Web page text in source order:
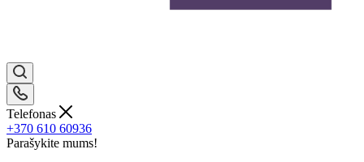
Telefonas
+370 610 60936
Parašykite mums!